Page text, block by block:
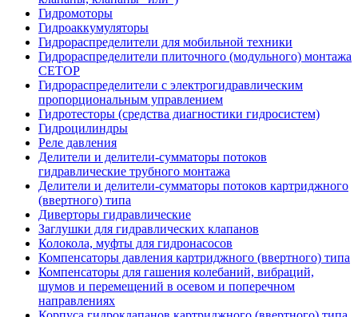
Гидромоторы
Гидроаккумуляторы
Гидрораспределители для мобильной техники
Гидрораспределители плиточного (модульного) монтажа
СЕТОР
Гидрораспределители с электрогидравлическим
пропорциональным управлением
Гидротесторы (средства диагностики гидросистем)
Гидроцилиндры
Реле давления
Делители и делители-сумматоры потоков
гидравлические трубного монтажа
Делители и делители-сумматоры потоков картриджного
(ввертного) типа
Диверторы гидравлические
Заглушки для гидравлических клапанов
Колокола, муфты для гидронасосов
Компенсаторы давления картриджного (ввертного) типа
Компенсаторы для гашения колебаний, вибраций,
шумов и перемещений в осевом и поперечном
направлениях